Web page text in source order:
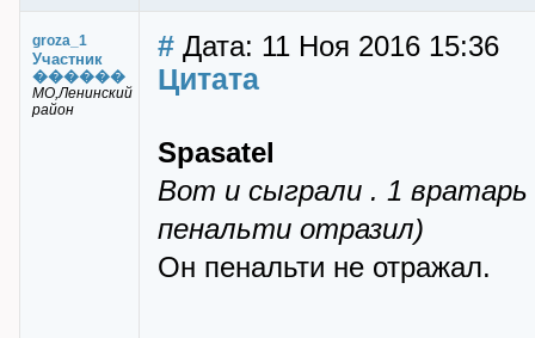
groza_1
Участник
������
МО,Ленинский
район
# Дата: 11 Ноя 2016 15:36
Цитата
Spasatel
Вот и сыграли . 1
пенальти отразил)
Он пенальти не отражал.